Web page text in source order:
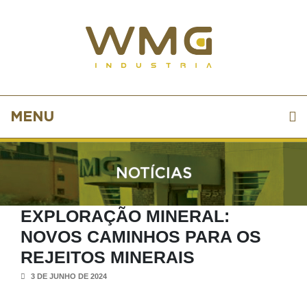
MENU
NOTÍCIAS
EXPLORAÇÃO MINERAL:
NOVOS CAMINHOS PARA OS
REJEITOS MINERAIS
3 DE JUNHO DE 2024